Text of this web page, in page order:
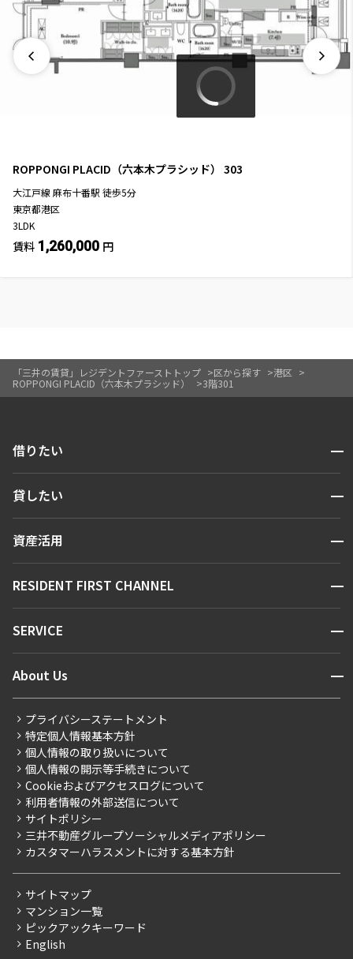
「三井の賃貸」レジデントファーストトップ 区から探す
港区
ROPPONGI PLACID（六本木プラシッド）
3階301
ROPPONGI PLACID（六本木プラシッド） 303
大江戸線 麻布十番駅 徒歩5分
東京都港区
3LDK
賃料 1,260,000 円
借りたい 開閉
人気エリアから探す
新着情報から探す
新着募集情報
こだわりから探す
こだわり一覧
プレミアムマンション
新築
当社限定（港区・渋谷区）
当社限定（港区・渋谷区以外）
三井不動産企画
賃料改定
フリーレント
ペット可
貸したい 開閉
お問い合わせ
資産活用 開閉
お問い合わせ
RESIDENT FIRST CHANNEL 開閉
マンションレポート
住まいのコラム
SERVICE 開閉
会員ページ
ご入居・提携サービス
お部屋探しからご契約まで
よくあるご質問
社宅紹介
【仲介会社様向け】当社仲介事業部取り扱い物件入居申込
About Us 開閉
会社情報
事業案内
採用情報
ニュースリリース
お問い合わせ
プライバシーステートメント
特定個人情報基本方針
個人情報の取り扱いについて
個人情報の開示等手続きについて
Cookieおよびアクセスログについて
利用者情報の外部送信について
サイトポリシー
三井不動産グループソーシャルメディアポリシー
カスタマーハラスメントに対する基本方針
サイトマップ
マンション一覧
ピックアックキーワード
English